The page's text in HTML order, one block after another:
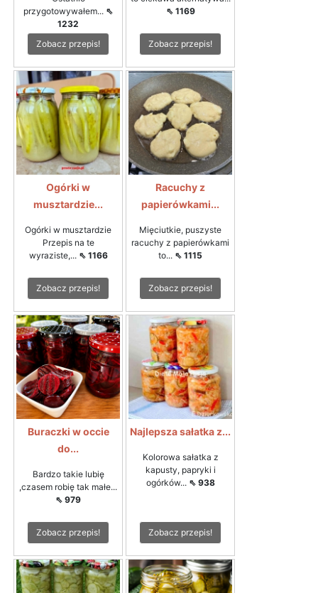
przygotowywałem... ⇖
1232
Zobacz przepis!
⇖ 1169
Zobacz przepis!
Ogórki w
musztardzie...
Ogórki w musztardzie
Przepis na te
wyraziste,... ⇖ 1166
Zobacz przepis!
Racuchy z
papierówkami...
Mięciutkie, puszyste
racuchy z papierówkami
to... ⇖ 1115
Zobacz przepis!
Buraczki w occie
do...
Bardzo takie lubię
,czasem robię tak małe...
⇖ 979
Zobacz przepis!
Najlepsza sałatka z...
Kolorowa sałatka z
kapusty, papryki i
ogórków... ⇖ 938
Zobacz przepis!